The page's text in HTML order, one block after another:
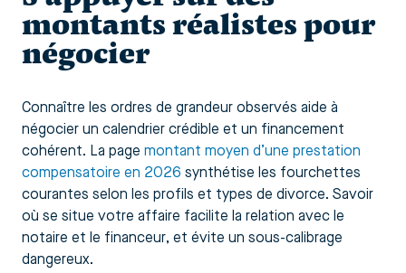
montants réalistes pour
négocier
Connaître les ordres de grandeur observés aide à
négocier un calendrier crédible et un financement
cohérent. La page montant moyen d’une prestation
compensatoire en 2026 synthétise les fourchettes
courantes selon les profils et types de divorce. Savoir
où se situe votre affaire facilite la relation avec le
notaire et le financeur, et évite un sous-calibrage
dangereux.